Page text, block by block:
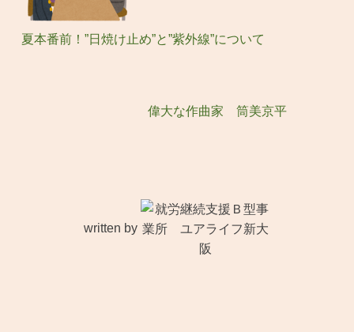
夏本番前！”日焼け止め”と”紫外線”について
偉大な作曲家 筒美京平
written by